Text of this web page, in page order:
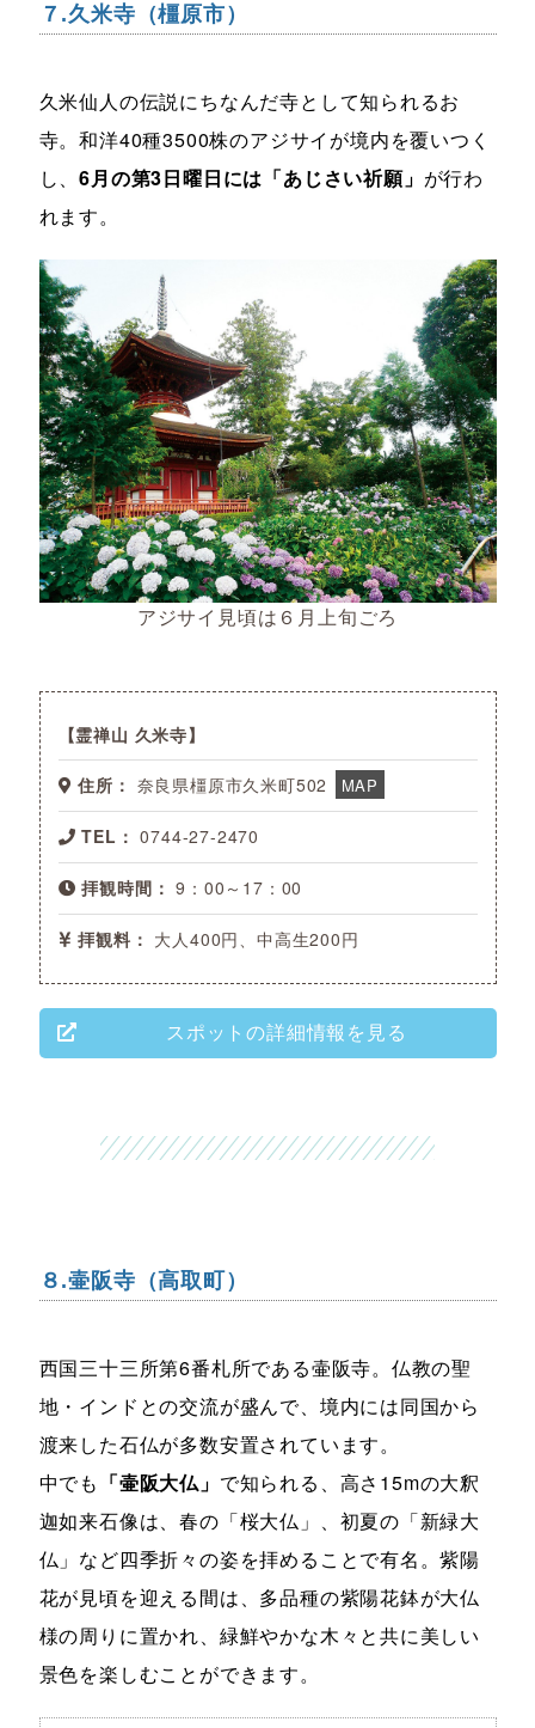
７.久米寺（橿原市）
久米仙人の伝説にちなんだ寺として知られるお
寺。和洋40種3500株のアジサイが境内を覆いつく
し、6月の第3日曜日には「あじさい祈願」 が行わ
れます。
アジサイ見頃は６月上旬ごろ
霊禅山 久米寺
住所： 奈良県橿原市久米町502 MAP
TEL： 0744-27-2470
拝観時間： 9：00～17：00
拝観料： 大人400円、中高生200円
スポットの詳細情報を見る
８.壷阪寺（高取町）
西国三十三所第6番札所である壷阪寺。仏教の聖
地・インドとの交流が盛んで、境内には同国から
渡来した石仏が多数安置されています。
中でも 「壷阪大仏」 で知られる、高さ15mの大釈
迦如来石像は、春の「桜大仏」、初夏の「新緑大
仏」など四季折々の姿を拝めることで有名。紫陽
花が見頃を迎える間は、多品種の紫陽花鉢が大仏
様の周りに置かれ、緑鮮やかな木々と共に美しい
景色を楽しむことができます。